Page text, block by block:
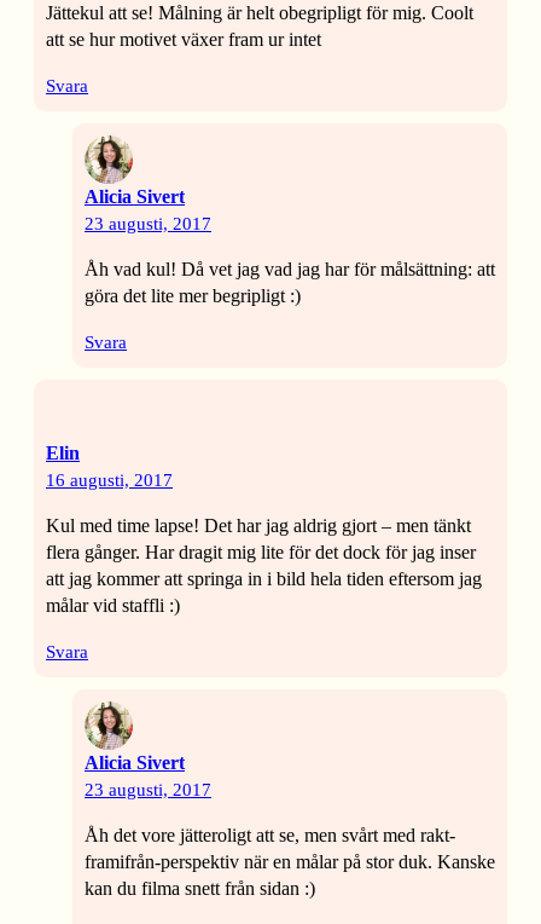
Jättekul att se! Målning är helt obegripligt för mig. Coolt
att se hur motivet växer fram ur intet
Svara
Alicia Sivert
23 augusti, 2017
Åh vad kul! Då vet jag vad jag har för målsättning: att
göra det lite mer begripligt :)
Svara
Elin
16 augusti, 2017
Kul med time lapse! Det har jag aldrig gjort – men tänkt
flera gånger. Har dragit mig lite för det dock för jag inser
att jag kommer att springa in i bild hela tiden eftersom jag
målar vid staffli :)
Svara
Alicia Sivert
23 augusti, 2017
Åh det vore jätteroligt att se, men svårt med rakt-
framifrån-perspektiv när en målar på stor duk. Kanske
kan du filma snett från sidan :)